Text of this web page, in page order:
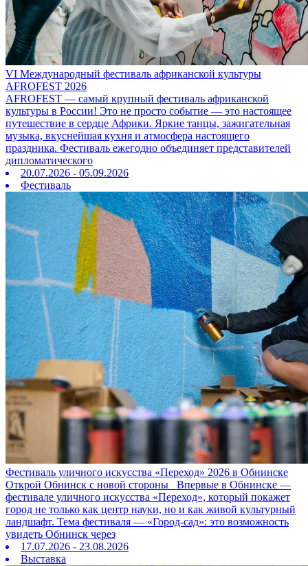
VI Международный фестиваль африканской культуры
AFROFEST 2026
AFROFEST — самый крупный фестиваль африканской
культуры в России! Это не просто событие — это настоящее
путешествие в сердце Африки. Яркие танцы, зажигательная
музыка, вкуснейшая кухня и атмосфера настоящего
праздника. Фестиваль ежегодно объединяет представителей
дипломатического
20.07.2026 - 05.09.2026
Фестиваль
Фестиваль уличного искусства «Переход» 2026 в Обнинске
Открой Обнинск с новой стороны Впервые в Обнинске —
фестивале уличного искусства «Переход», который покажет
город не только как центр науки, но и как живой культурный
ландшафт. Тема фестиваля — «Город‑сад»: это возможность
увидеть Обнинск через
17.07.2026 - 23.08.2026
Выставка